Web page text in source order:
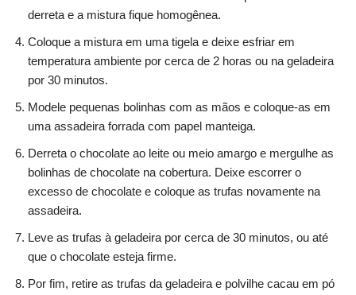
derreta e a mistura fique homogênea.
Coloque a mistura em uma tigela e deixe esfriar em
temperatura ambiente por cerca de 2 horas ou na geladeira
por 30 minutos.
Modele pequenas bolinhas com as mãos e coloque-as em
uma assadeira forrada com papel manteiga.
Derreta o chocolate ao leite ou meio amargo e mergulhe as
bolinhas de chocolate na cobertura. Deixe escorrer o
excesso de chocolate e coloque as trufas novamente na
assadeira.
Leve as trufas à geladeira por cerca de 30 minutos, ou até
que o chocolate esteja firme.
Por fim, retire as trufas da geladeira e polvilhe cacau em pó